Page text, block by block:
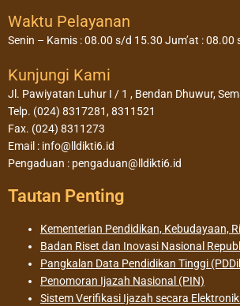
Waktu Pelayanan
Senin – Kamis : 08.00 s/d 15.30 Jum’at : 08.00
Kunjungi Kami
Jl. Pawiyatan Luhur I / 1 , Bendan Dhuwur,
Telp. (024) 8317281, 8311521
Fax. (024) 8311273
Email : info@lldikti6.id
Pengaduan : pengaduan@lldikti6.id
Tautan Penting
Kementerian Pendidikan, Kebudayaan,
Badan Riset dan Inovasi Nasional
Pangkalan Data Pendidikan Tinggi
Penomoran Ijazah Nasional (PIN)
Sistem Verifikasi Ijazah secara